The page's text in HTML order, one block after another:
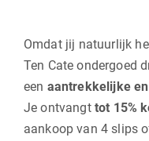
Omdat jij natuurlijk
Ten Cate ondergoed
een aantrekkelijke
Je ontvangt tot 15%
aankoop van 4 slips